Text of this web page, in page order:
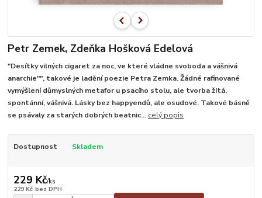
Petr Zemek, Zdeňka Hošková Edelová
"Desítky vilných cigaret za noc, ve které vládne svoboda a vášnivá
anarchie"", takové je ladění poezie Petra Zemka. Žádné rafinované
vymýšlení důmyslných metafor u psacího stolu, ale tvorba žitá,
spontánní, vášnivá. Lásky bez happyendů, ale osudové. Takové básně
se psávaly za starých dobrých beatnic... celý popis
Dostupnost Skladem
229 Kč/ks
229 Kč bez DPH